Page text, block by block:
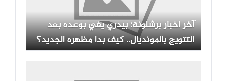
آخر أخبار برشلونة: بيدري يفي بوعده بعد
التتويج بالمونديال.. كيف بدا مظهره الجديد؟